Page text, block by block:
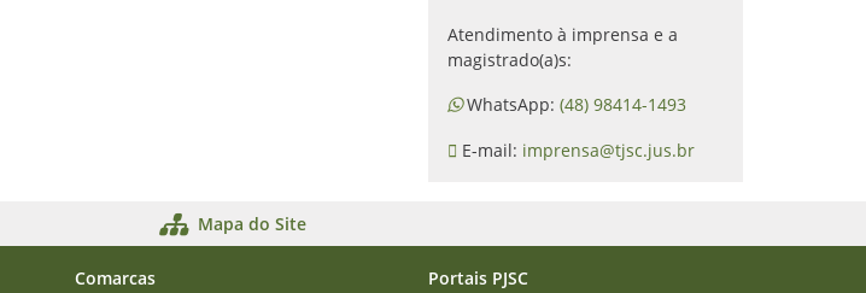
Atendimento à imprensa e a
magistrado(a)s:
WhatsApp: (48) 98414-1493
E-mail: imprensa@tjsc.jus.br
Mapa do Site
Comarcas Portais PJSC